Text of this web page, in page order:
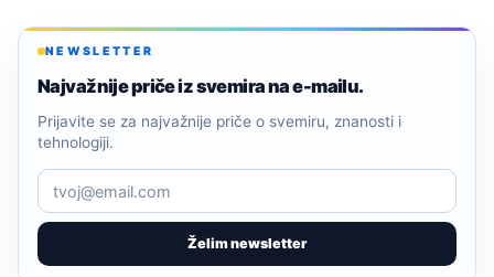
NEWSLETTER
Najvažnije priče iz svemira na e-mailu.
Želim newsletter
Prijavite se za najvažnije priče o svemiru, znanosti i
tehnologiji.